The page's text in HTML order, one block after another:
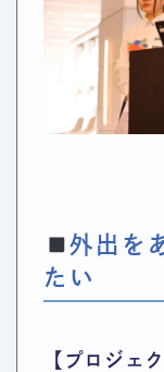
外出を
たい
【プロジェ